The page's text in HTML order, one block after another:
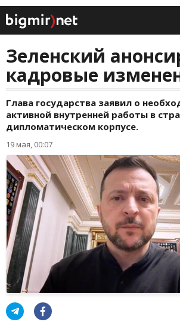
Зеленский
кадровые
Глава государства заявил о
активной внутренней работы в
дипломатическом корпусе.
19 мая, 00:07